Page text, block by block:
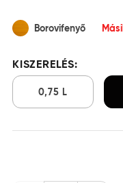
Borovifenyő
KISZERELÉS:
0,75 L